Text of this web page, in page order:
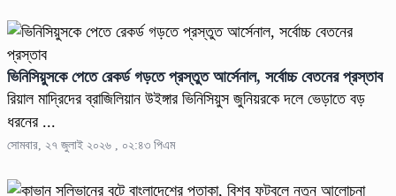
ভিনিসিয়ুসকে পেতে রেকর্ড গড়তে প্রস্তুত আর্সেনাল, সর্বোচ্চ বেতনের প্রস্তাব
রিয়াল মাদ্রিদের ব্রাজিলিয়ান উইঙ্গার ভিনিসিয়ুস জুনিয়রকে দলে ভেড়াতে বড়
ধরনের ...
সোমবার, ২৭ জুলাই ২০২৬ , ০২:৪৩ পিএম